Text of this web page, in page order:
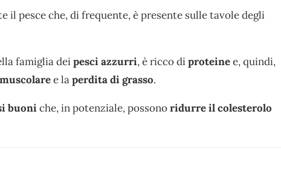
il pesce che, di frequente, è presente sulle tavole degli
famiglia deipesci azzurri, è ricco diproteinee, quindi,
e laperdita di grasso.
buoniche, in potenziale, possonoridurre il colesterolo